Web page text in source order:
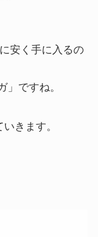
安く手に入るの
」ですね。
きます。